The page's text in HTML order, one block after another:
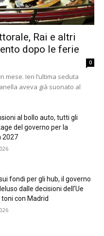
Rai e altri
dopo le ferie
0
mese. Ieri l’ultima seduta
aveva già suonato al
al bollo auto, tutti gli
del governo per la
2027
fondi per gli hub, il governo
dalle decisioni dell’Ue
con Madrid